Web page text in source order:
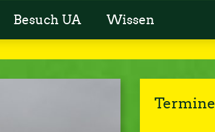
Besuch UA Wissen
Termine